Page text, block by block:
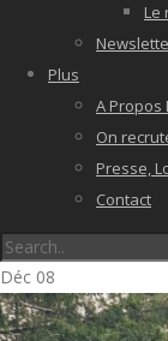
Le
Plus
A Propos
On
Presse,
Contact
Déc 08